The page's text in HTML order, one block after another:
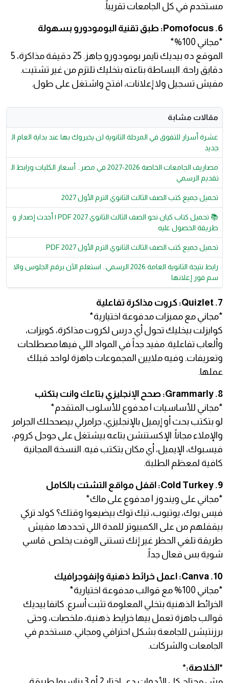
مستخدم في كل الجامعات تقريباً.
6. Pomofocus: طبق تقنية البومودورو بسهولة
*مجاني 100%*
الموقع ده بيديك تايمر بومودورو جاهز. 25 دقيقة مذاكرة، 5
دقايق راحة. البساطة بتاعته بتخليك تلتزم من غير تشتيت.
مفيش تسجيل ولا إعلانات، افتح واشتغل على طول.
مقالات مشابة
عشرة أسرار للتفوق في المرحلة الثانوية لن يخبروك بها عند بداية العام ال
جديد
مصاريف الجامعات الخاصة 2026-2027 في مصر.. أسعار الكليات ورابط ال
تقديم الرسمي
تحميل جميع كتب الصف الثالث الثانوي الترم الأول 2027
📚 تحميل كتاب كيان نحو الصف الثالث الثانوي 2027 PDF | أحدث إصدار و
طريقة الحصول عليه
تحميل جميع كتب الصف الثالث الثانوي الترم الأول 2027 PDF
رابط نتيجة الثانوية العامة 2026 الرسمي.. استعلم الآن برقم الجلوس والا
سم فور إعلانها
7. Quizlet: كروت مذاكرة تفاعلية
*مجاني مع مميزات مدفوعة اختيارية*
كوايزلت بيخليك تحول أي درس لكروت مذاكرة، كويزات،
وألعاب تفاعلية. مفيد جداً في المواد اللي فيها مصطلحات
وتعريفات. وفيه ملايين المجموعات جاهزة لواحد قبلك
عملها.
8. Grammarly: صحح الإنجليزي بتاعك وانت بتكتب
*مجاني للأساسيات | مدفوع للأسلوب المتقدم*
لو بتكتب بحث أو إيميل بالإنجليزي، جرامرلي بيصححلك الجرامر
والإملاء مجاناً. الإكستنشن بتاعه بيشتغل على جوجل كروم،
فيسبوك، الإيميل، أي مكان بتكتب فيه. النسخة المجانية
كافية لمعظم الطلبة.
9. Cold Turkey: اقفل مواقع التشتت بالكامل
*مجاني على ويندوز | مدفوع على ماك*
فيس بوك، يوتيوب، تيك توك بيضيعوا وقتك؟ كولد تركي
بيقفلهم من على الكمبيوتر للمدة اللي تحددها. مفيش
طريقة تلغي الحظر غير إنك تستنى الوقت يخلص. قاسي
شوية بس فعال جداً.
10. Canva: اعمل خرائط ذهنية وإنفوجرافيك
*مجاني 100% مع قوالب مدفوعة اختيارية*
الخرائط الذهنية بتخلي المعلومة تثبت أسرع. كانفا بيديك
قوالب جاهزة تعمل بيها خرايط ذهنية، ملخصات، وحتى
برزنتيشن للجامعة بشكل احترافي ومجاني. مستخدم في
الجامعات والشركات.
*الخلاصة:*